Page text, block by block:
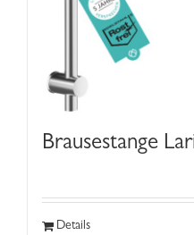
Brausestange
Details